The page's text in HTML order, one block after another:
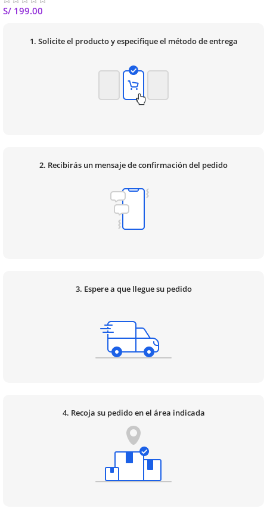
S/ 199.00
1. Solicite el producto y especifique el método de entrega
2. Recibirás un mensaje de confirmación del pedido
3. Espere a que llegue su pedido
4. Recoja su pedido en el área indicada